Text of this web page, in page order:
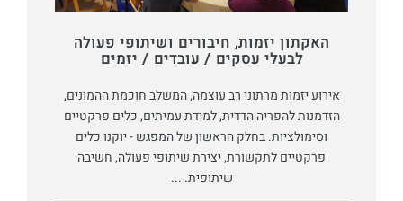
האקתון יזמות, חיבורים ושיתופי פעולה
לבעלי עסקים / עובדים / יזמים
אירוע יזמות מרתוני רב עוצמה, המשלב חוכמת ההמונים,
הזדמנות להפריה הדדית, למידת עמיתים, כלים פרקטיים
וסימולציות. בחלק הראשון של המפגש - יוקנו כלים
פרקטיים לתקשורת, יצירת שיתופי פעולה, חשיבה
שיתופית. ...